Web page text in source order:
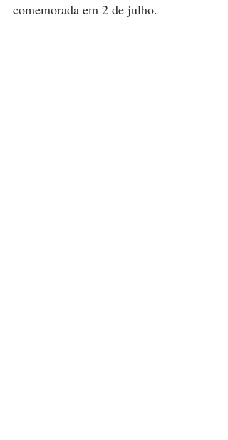
comemorada em 2 de julho.